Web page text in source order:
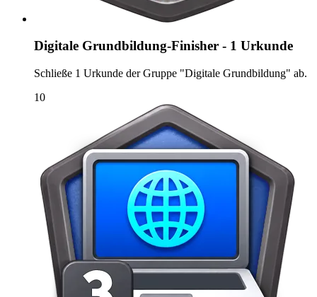
Digitale Grundbildung-Finisher - 1 Urkunde
Schließe 1 Urkunde der Gruppe "Digitale Grundbildung" ab.
10